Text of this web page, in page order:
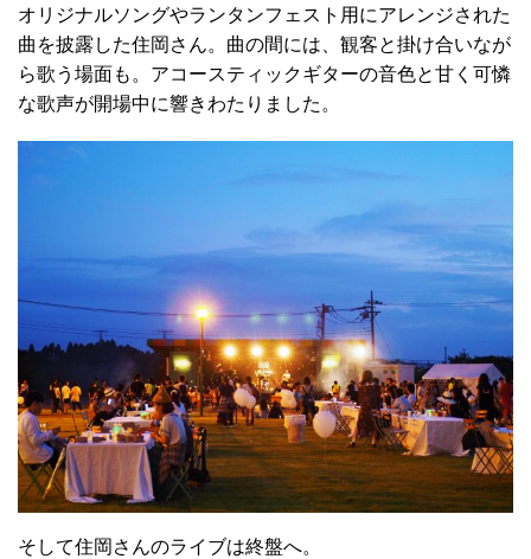
オリジナルソングやランタンフェスト用にアレンジされた
曲を披露した住岡さん。曲の間には、観客と掛け合いなが
ら歌う場面も。アコースティックギターの音色と甘く可憐
な歌声が開場中に響きわたりました。
そして住岡さんのライブは終盤へ。